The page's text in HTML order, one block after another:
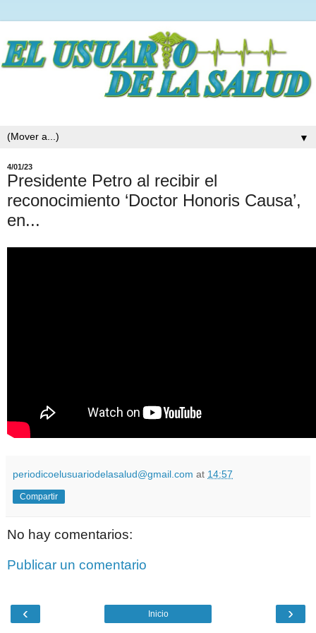
▼
4/01/23
Presidente Petro al recibir el
reconocimiento ‘Doctor Honoris Causa’,
en...
periodicoelusuariodelasalud@gmail.com at 14:57
Compartir
No hay comentarios:
Publicar un comentario
‹ ›
Inicio